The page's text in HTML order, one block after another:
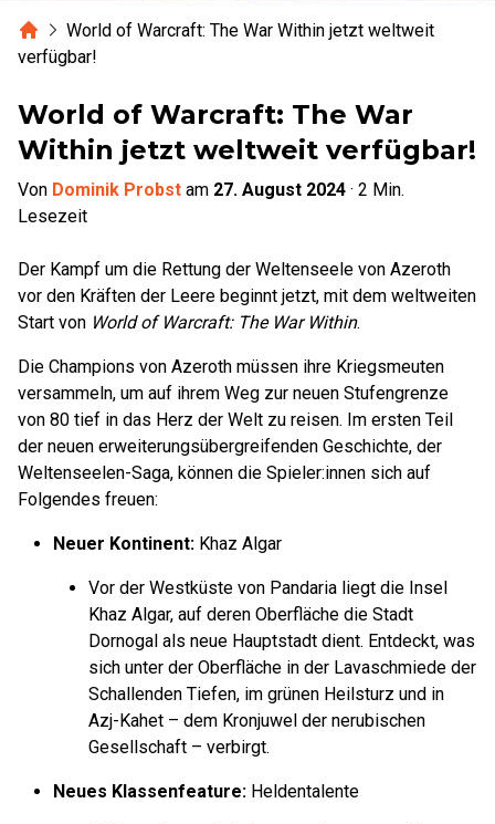
HomeWorld of Warcraft: The War Within jetzt weltweit
verfügbar!
World of Warcraft: The War
Within jetzt weltweit verfügbar!
Von Dominik Probst am 27. August 2024 · 2 Min.
Lesezeit
Der Kampf um die Rettung der Weltenseele von Azeroth
vor den Kräften der Leere beginnt jetzt, mit dem weltweiten
Start von World of Warcraft: The War Within.
Die Champions von Azeroth müssen ihre Kriegsmeuten
versammeln, um auf ihrem Weg zur neuen Stufengrenze
von 80 tief in das Herz der Welt zu reisen. Im ersten Teil
der neuen erweiterungsübergreifenden Geschichte, der
Weltenseelen-Saga, können die Spieler:innen sich auf
Folgendes freuen:
Neuer Kontinent: Khaz Algar
Vor der Westküste von Pandaria liegt die Insel
Khaz Algar, auf deren Oberfläche die Stadt
Dornogal als neue Hauptstadt dient. Entdeckt, was
sich unter der Oberfläche in der Lavaschmiede der
Schallenden Tiefen, im grünen Heilsturz und in
Azj-Kahet – dem Kronjuwel der nerubischen
Gesellschaft – verbirgt.
Neues Klassenfeature: Heldentalente